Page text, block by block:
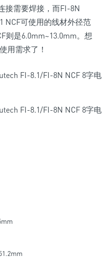
接需要焊接，而FI-8N
NCF可使用的线材外径范
则是6.0mm~13.0mm。想
用需求了！